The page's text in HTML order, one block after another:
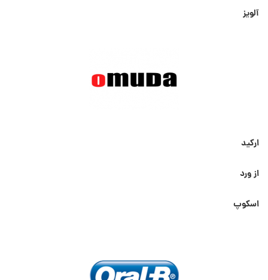
آلویز
ارکید
از ورد
اسکوپ